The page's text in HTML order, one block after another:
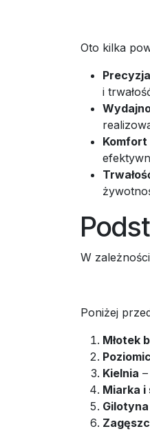
Oto kilka
Precyzja
i
Komfort
W
Poniżej
Młotek
Kielnia
Miarka i